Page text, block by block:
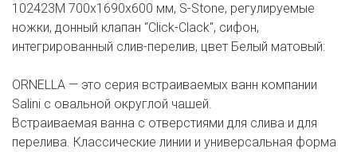
102423M 700х1690х600 мм, S-Stone, регулируемые
ножки, донный клапан "Click-Clack", сифон,
интегрированный слив-перелив, цвет Белый матовый:
ORNELLA — это серия встраиваемых ванн компании
Salini с овальной округлой чашей.
Встраиваемая ванна с отверстиями для слива и для
перелива. Классические линии и универсальная форма